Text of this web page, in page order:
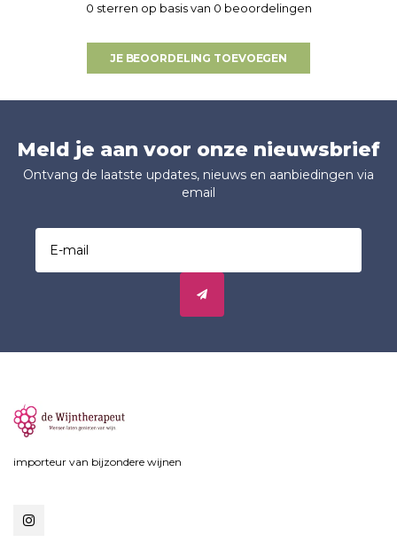
0 sterren op basis van 0 beoordelingen
JE BEOORDELING TOEVOEGEN
Meld je aan voor onze nieuwsbrief
Ontvang de laatste updates, nieuws en aanbiedingen via
email
importeur van bijzondere wijnen